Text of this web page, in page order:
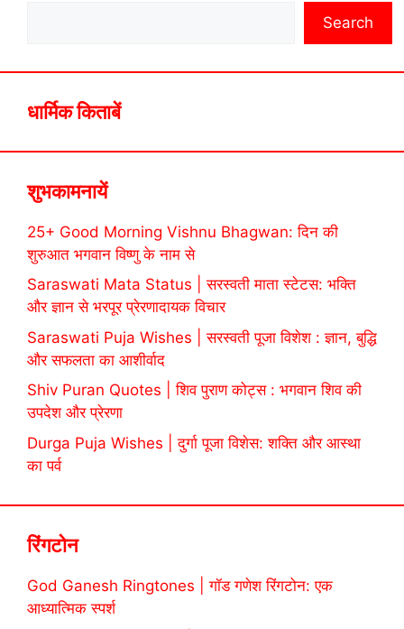
Search
धार्मिक किताबें
शुभकामनायें
25+ Good Morning Vishnu Bhagwan: दिन की
शुरुआत भगवान विष्णु के नाम से
Saraswati Mata Status | सरस्वती माता स्टेटस: भक्ति
और ज्ञान से भरपूर प्रेरणादायक विचार
Saraswati Puja Wishes | सरस्वती पूजा विशेश : ज्ञान, बुद्धि
और सफलता का आशीर्वाद
Shiv Puran Quotes | शिव पुराण कोट्स : भगवान शिव की
उपदेश और प्रेरणा
Durga Puja Wishes | दुर्गा पूजा विशेस: शक्ति और आस्था
का पर्व
रिंगटोन
God Ganesh Ringtones | गॉड गणेश रिंगटोन: एक
आध्यात्मिक स्पर्श